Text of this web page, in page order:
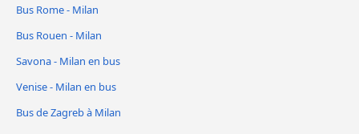
Bus Rome - Milan
Bus Rouen - Milan
Savona - Milan en bus
Venise - Milan en bus
Bus de Zagreb à Milan